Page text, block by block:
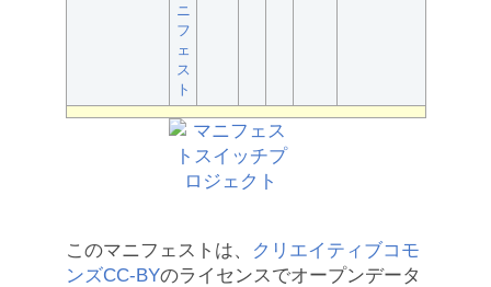
ニ
フ
ェ
ス
ト
このマニフェストは、
クリエイティブコモ
ンズCC-BYのライセンスでオープンデータ